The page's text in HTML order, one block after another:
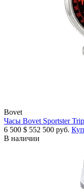
Bovet
Часы Bovet Sportster
6 500 $ 552 500 руб.
В наличии